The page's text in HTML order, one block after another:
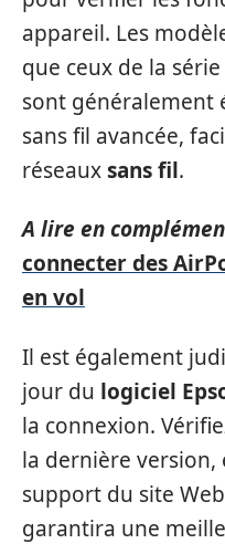
appareil. Les
que ceux de la
sont généralement
sans fil avancée,
réseauxsans fil.
A lire en
connecter des
en vol
Il est également
jour du logiciel
la connexion.
la dernière version,
support du site
garantira une